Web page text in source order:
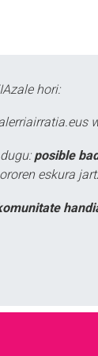
hori:
posible
eskura